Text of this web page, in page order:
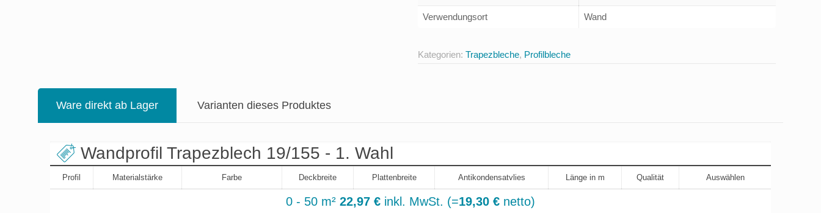
Verwendungsort Wand
Kategorien: Trapezbleche, Profilbleche
Ware direkt ab Lager Varianten dieses Produktes
Wandprofil Trapezblech 19/155 - 1. Wahl
Profil Materialstärke Farbe Deckbreite Plattenbreite Antikondensatvlies Länge in m Qualität Auswählen
0 - 50 m² 22,97 € inkl. MwSt. (=19,30 € netto)